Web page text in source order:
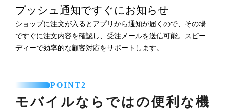
プッシュ通知ですぐにお知らせ
ショップに注文が入るとアプリから通知が届くので、その場
ですぐに注文内容を確認し、受注メールを送信可能。スピー
ディーで効率的な顧客対応をサポートします。
POINT2
モバイルならではの便利な機